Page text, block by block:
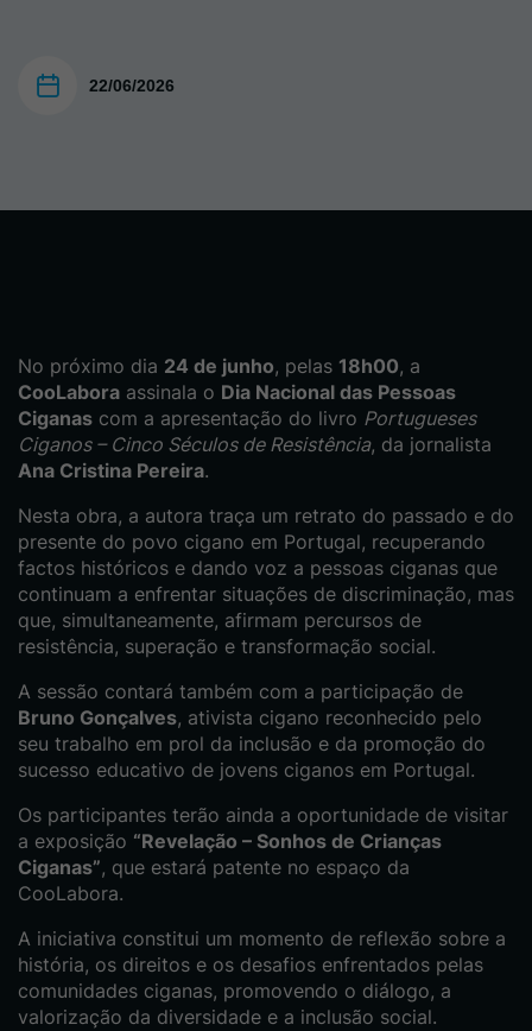
22/06/2026
No próximo dia 24 de junho, pelas 18h00, a
CooLabora assinala o Dia Nacional das Pessoas
Ciganas com a apresentação do livro Portugueses
Ciganos – Cinco Séculos de Resistência, da jornalista
Ana Cristina Pereira.
Nesta obra, a autora traça um retrato do passado e do
presente do povo cigano em Portugal, recuperando
factos históricos e dando voz a pessoas ciganas que
continuam a enfrentar situações de discriminação, mas
que, simultaneamente, afirmam percursos de
resistência, superação e transformação social.
A sessão contará também com a participação de
Bruno Gonçalves, ativista cigano reconhecido pelo
seu trabalho em prol da inclusão e da promoção do
sucesso educativo de jovens ciganos em Portugal.
Os participantes terão ainda a oportunidade de visitar
a exposição “Revelação – Sonhos de Crianças
Ciganas”, que estará patente no espaço da
CooLabora.
A iniciativa constitui um momento de reflexão sobre a
história, os direitos e os desafios enfrentados pelas
comunidades ciganas, promovendo o diálogo, a
valorização da diversidade e a inclusão social.